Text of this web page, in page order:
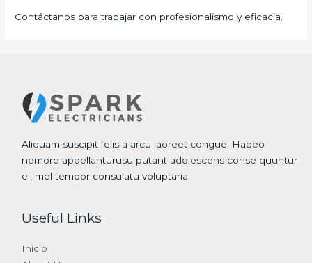
Contáctanos para trabajar con profesionalismo y eficacia.
Aliquam suscipit felis a arcu laoreet congue. Habeo
nemore appellanturusu putant adolescens conse quuntur
ei, mel tempor consulatu voluptaria.
Useful Links
Inicio